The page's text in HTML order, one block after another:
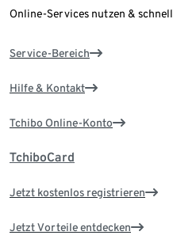
Online-Services nutzen &
Service-Bereich
Hilfe & Kontakt
Tchibo Online-Konto
TchiboCard
Jetzt kostenlos registrieren
Jetzt Vorteile entdecken